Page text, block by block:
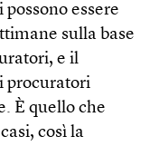
essere
sulla base
e il
procuratori
È quello che
così la